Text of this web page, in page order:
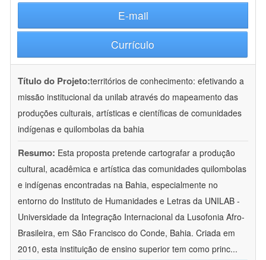
E-mail
Currículo
Título do Projeto:territórios de conhecimento: efetivando a
missão institucional da unilab através do mapeamento das
produções culturais, artísticas e científicas de comunidades
indígenas e quilombolas da bahia
Resumo: Esta proposta pretende cartografar a produção
cultural, acadêmica e artística das comunidades quilombolas
e indígenas encontradas na Bahia, especialmente no
entorno do Instituto de Humanidades e Letras da UNILAB -
Universidade da Integração Internacional da Lusofonia Afro-
Brasileira, em São Francisco do Conde, Bahia. Criada em
2010, esta instituição de ensino superior tem como princ...